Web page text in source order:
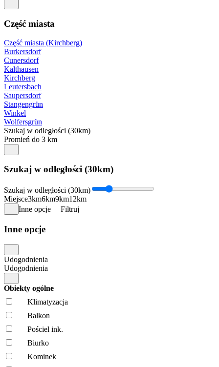
Część miasta
Część miasta (Kirchberg)
Burkersdorf
Cunersdorf
Kalthausen
Kirchberg
Leutersbach
Saupersdorf
Stangengrün
Winkel
Wolfersgrün
Szukaj w odległości (30km)
Promień do 3 km
Szukaj w odległości (30km)
Szukaj w odległości (30km)
Miejsce3km6km9km12km
Inne opcje
Filtruj
Inne opcje
Udogodnienia
Udogodnienia
Obiekty ogólne
Klimatyzacja
Balkon
Pościel ink.
Biurko
Kominek